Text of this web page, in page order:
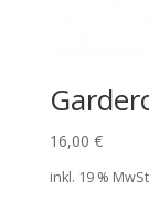
16,00 €
inkl. 19 %